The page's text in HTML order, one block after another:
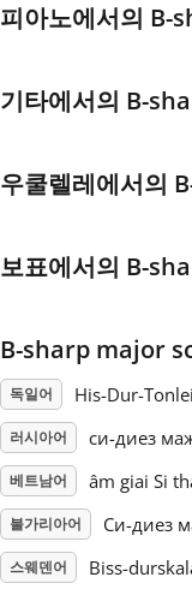
Русский
Svenska
피아노에서의
기타에서의 B-
우쿨렐레에서의
보표에서의 B-
B-sharp major
독일어 His-Dur-
러시아어 си-диез
베트남어 âm giai Si
불가리아어 Си-диез
스웨덴어 Biss-